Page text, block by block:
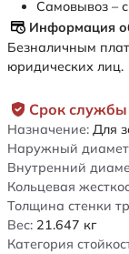
Срок службы
Назначение: Для
Наружный
Внутренний
Кольцевая
Толщина стенки
Вес: 21.647 кг
Категория
Самовывоз –
Информация
Безналичным
юридических лиц.